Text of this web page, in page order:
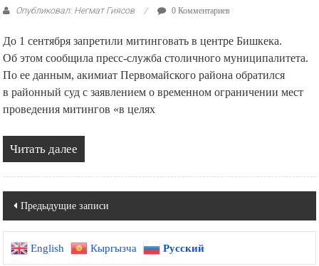
Опубликовал: Негмат Гиясов 0 Комментариев
До 1 сентября запретили митинговать в центре Бишкека.
Об этом сообщила пресс-служба столичного муниципалитета.
По ее данным, акимиат Первомайского района обратился
в районный суд с заявлением о временном ограничении мест
проведения митингов «в целях
Читать далее
Навигация
по
записям
Предыдущие записи
English Кыргызча Русский